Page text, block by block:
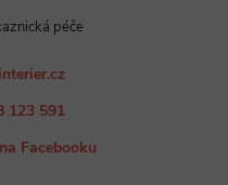
123 591
Facebooku